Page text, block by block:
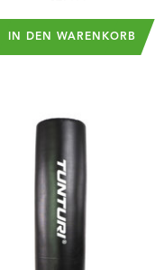
IN DEN WARENKORB